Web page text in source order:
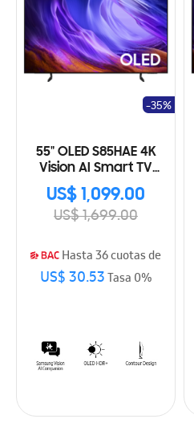
55" OLED S85HAE 4K
Vision AI Smart TV
(2026)
US$ 1,099.00
US$ 1,699.00
-35%
Hasta 36 cuotas de
US$ 30.53Tasa 0%